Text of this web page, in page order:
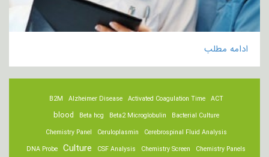
ادامه مطلب
ACT
Activated Coagulation Time
Alzheimer Disease
B2M
Bacterial Culture
Beta2 Microglobulin
Beta hcg
blood
Cerebrospinal Fluid Analysis
Ceruloplasmin
Chemistry Panel
Chemistry Panels
Chemistry Screen
CSF Analysis
Culture
DNA Probe